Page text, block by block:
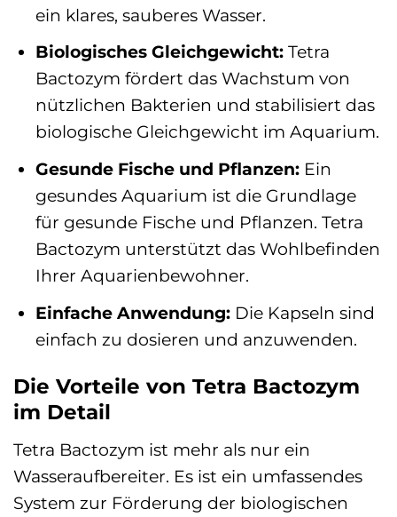
ein klares, sauberes Wasser.
Biologisches Gleichgewicht:Tetra
Bactozym fördert das Wachstum von
nützlichen Bakterien und stabilisiert das
biologische Gleichgewicht im Aquarium.
Gesunde Fische und Pflanzen:Ein
gesundes Aquarium ist die Grundlage
für gesunde Fische und Pflanzen. Tetra
Bactozym unterstützt das Wohlbefinden
Ihrer Aquarienbewohner.
Einfache Anwendung:Die Kapseln sind
einfach zu dosieren und anzuwenden.
Die Vorteile von Tetra Bactozym
im Detail
Tetra Bactozym ist mehr als nur ein
Wasseraufbereiter. Es ist ein umfassendes
System zur Förderung der biologischen